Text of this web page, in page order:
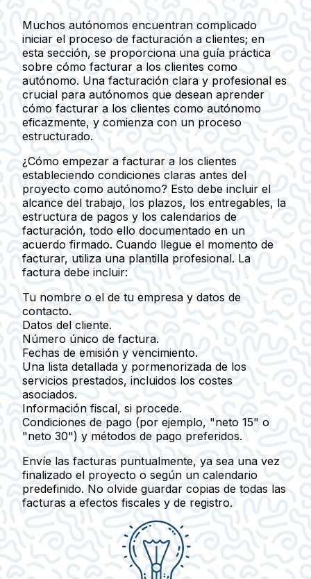
Muchos autónomos encuentran complicado
iniciar el proceso de facturación a clientes; en
esta sección, se proporciona una guía práctica
sobre cómo facturar a los clientes como
autónomo. Una facturación clara y profesional es
crucial para autónomos que desean aprender
cómo facturar a los clientes como autónomo
eficazmente, y comienza con un proceso
estructurado.
¿Cómo empezar a facturar a los clientes
estableciendo condiciones claras antes del
proyecto como autónomo? Esto debe incluir el
alcance del trabajo, los plazos, los entregables, la
estructura de pagos y los calendarios de
facturación, todo ello documentado en un
acuerdo firmado. Cuando llegue el momento de
facturar, utiliza una plantilla profesional. La
factura debe incluir:
Tu nombre o el de tu empresa y datos de
contacto.
Datos del cliente.
Número único de factura.
Fechas de emisión y vencimiento.
Una lista detallada y pormenorizada de los
servicios prestados, incluidos los costes
asociados.
Información fiscal, si procede.
Condiciones de pago (por ejemplo, "neto 15" o
"neto 30") y métodos de pago preferidos.
Envíe las facturas puntualmente, ya sea una vez
finalizado el proyecto o según un calendario
predefinido. No olvide guardar copias de todas las
facturas a efectos fiscales y de registro.